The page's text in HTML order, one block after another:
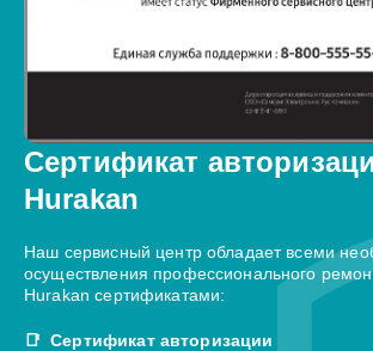
Сертификат
Hurakan
Наш сервисный центр обладает всеми
осуществления профессионального
Hurakan сертификатами:
Сертификат авторизации